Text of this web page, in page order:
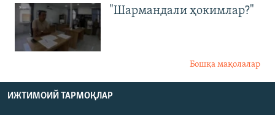
"Шармандали ҳокимлар?"
Бошқа мақолалар
ИЖТИМОИЙ ТАРМОҚЛАР